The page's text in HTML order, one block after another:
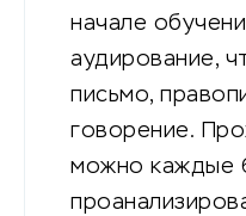
начале
аудирование,
письмо,
говорение.
можно каждые